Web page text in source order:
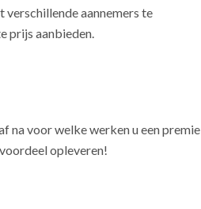
aannemers te
prijs aanbieden.
na voor welke werken u een premie
opleveren!